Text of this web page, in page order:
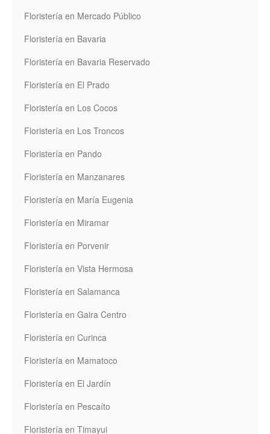
Floristería en Mercado Público
Floristería en Bavaria
Floristería en Bavaria Reservado
Floristería en El Prado
Floristería en Los Cocos
Floristería en Los Troncos
Floristería en Pando
Floristería en Manzanares
Floristería en María Eugenia
Floristería en Miramar
Floristería en Porvenir
Floristería en Vista Hermosa
Floristería en Salamanca
Floristería en Gaira Centro
Floristería en Curinca
Floristería en Mamatoco
Floristería en El Jardín
Floristería en Pescaíto
Floristería en Timayui